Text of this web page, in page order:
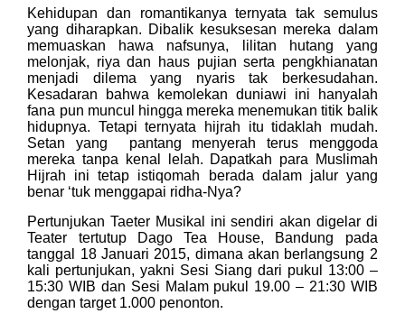
Kehidupan dan romantikanya ternyata tak semulus
yang diharapkan. Dibalik kesuksesan mereka dalam
memuaskan hawa nafsunya, lilitan hutang yang
melonjak, riya dan haus pujian serta pengkhianatan
menjadi dilema yang nyaris tak berkesudahan.
Kesadaran bahwa kemolekan duniawi ini hanyalah
fana pun muncul hingga mereka menemukan titik balik
hidupnya. Tetapi ternyata hijrah itu tidaklah mudah.
Setan yang pantang menyerah terus menggoda
mereka tanpa kenal lelah. Dapatkah para Muslimah
Hijrah ini tetap istiqomah berada dalam jalur yang
benar ‘tuk menggapai ridha-Nya?
Pertunjukan Taeter Musikal ini sendiri akan digelar di
Teater tertutup Dago Tea House, Bandung pada
tanggal 18 Januari 2015, dimana akan berlangsung 2
kali pertunjukan, yakni Sesi Siang dari pukul 13:00 –
15:30 WIB dan Sesi Malam pukul 19.00 – 21:30 WIB
dengan target 1.000 penonton.